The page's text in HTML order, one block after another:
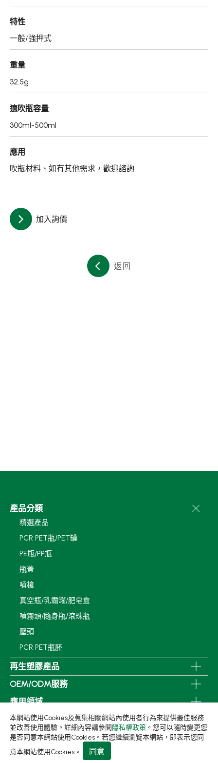
特性
一般/強押式
重量
32.5g
適吹瓶容量
300ml-500ml
應用
吹瓶材料、如有其他需求，歡迎諮詢
加入詢價
返回
產品分類
精選產品
PCR PET瓶/PET罐
PE瓶/PP瓶
瓶蓋
噴槍
真空瓶/乳霜罐/肥皂盒
噴霧頭/隨身瓶/滾珠瓶
壓頭
PCR PET瓶胚
再生塑膠產品
OEM/ODM服務
應用領域
永續發展
新聞中心
關於集泉
OEM/ODM服務
永續發展
關於集泉
聯絡我們
繁體中文 English
本網站使用Cookies及蒐集相關網站內使用者行為來提供最佳服務
並改善使用體驗。詳細內容請參閱 隱私權政策 。您可以隨時變更您
是否同意本網站使用Cookies。若您繼續瀏覽本網站，即表示您同
意本網站使用Cookies。
同意